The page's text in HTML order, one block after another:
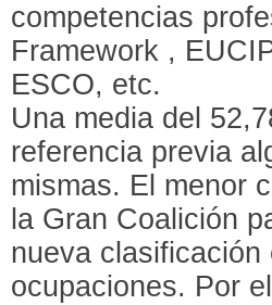
competencias
Framework ,
ESCO, etc.
Una media del
referencia previa
mismas. El menor
la Gran Coalición
nueva
ocupaciones. Por